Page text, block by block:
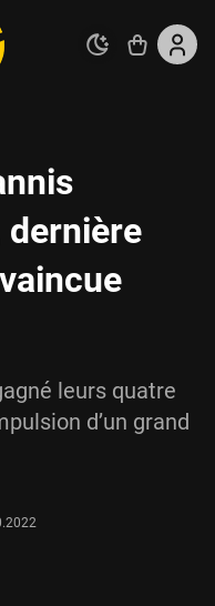
leurs quatre
d’un grand